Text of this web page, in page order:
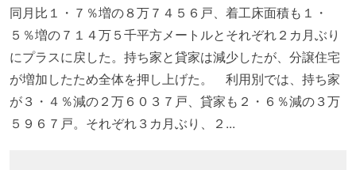
同月比１・７％増の８万７４５６戸、着工床面積も１・
５％増の７１４万５千平方メートルとそれぞれ２カ月ぶり
にプラスに戻した。持ち家と貸家は減少したが、分譲住宅
が増加したため全体を押し上げた。 利用別では、持ち家
が３・４％減の２万６０３７戸、貸家も２・６％減の３万
５９６７戸。それぞれ３カ月ぶり、２...